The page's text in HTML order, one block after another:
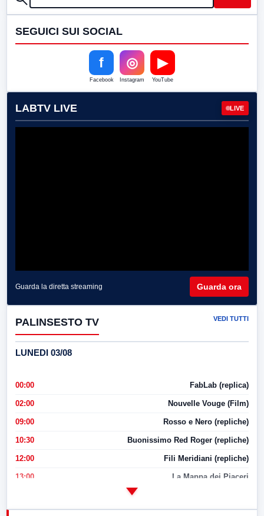
SEGUICI SUI SOCIAL
f
Facebook
◎
Instagram
▶
YouTube
LABTV LIVE LIVE
Guarda la diretta streaming Guarda ora
PALINSESTO TV VEDI TUTTI
LUNEDI 03/08
00:00 FabLab (replica)
02:00 Nouvelle Vouge (Film)
09:00 Rosso e Nero (repliche)
10:30 Buonissimo Red Roger (repliche)
12:00 Fili Meridiani (repliche)
13:00 La Mappa dei Piaceri